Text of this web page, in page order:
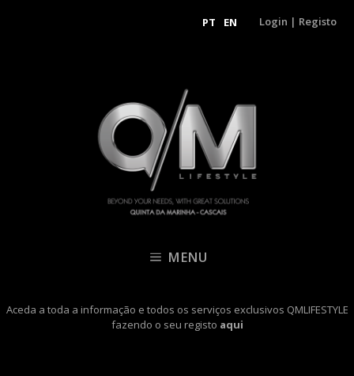
PT EN Login | Registo
MENU
Aceda a toda a informação e todos os serviços exclusivos QMLIFESTYLE
fazendo o seu registo aqui